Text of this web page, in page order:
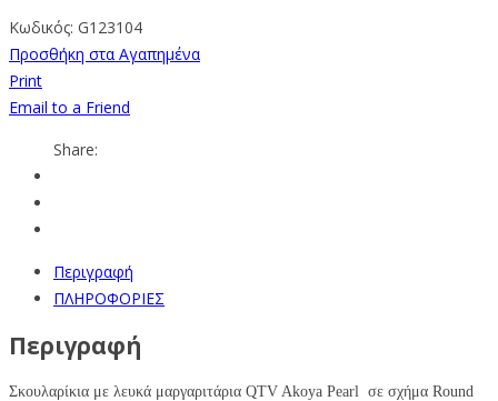
Κωδικός: G123104
Προσθήκη στα Αγαπημένα
Print
Email to a Friend
Share:
Περιγραφή
ΠΛΗΡΟΦΟΡΙΕΣ
Περιγραφή
Σκουλαρίκια με λευκά μαργαριτάρια QTV Akoya Pearl σε σχήμα Round